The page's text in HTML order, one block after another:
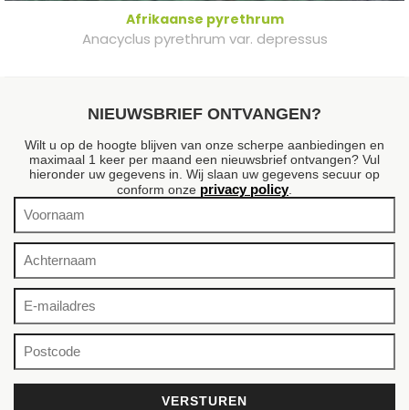
Afrikaanse pyrethrum
Anacyclus pyrethrum var. depressus
NIEUWSBRIEF ONTVANGEN?
Wilt u op de hoogte blijven van onze scherpe aanbiedingen en
maximaal 1 keer per maand een nieuwsbrief ontvangen? Vul
hieronder uw gegevens in. Wij slaan uw gegevens secuur op
conform onze privacy policy.